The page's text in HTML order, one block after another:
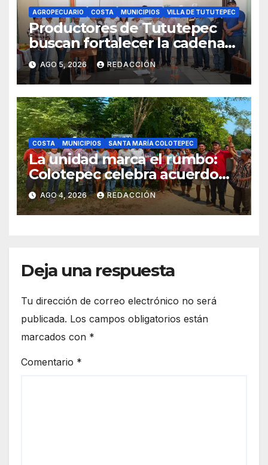
AGROPECUARIO COSTA MUNICIPIOS VILLA DE TUTUTEPEC
Productores de Tututepec
buscan fortalecer la cadena
láctea regional
AGO 5, 2026 REDACCIÓN
COSTA MUNICIPIOS SANTA MARÍA COLOTEPEC
La unidad marca el rumbo:
Colotepec celebra acuerdo
de límites entre
comunidades
AGO 4, 2026 REDACCIÓN
Deja una respuesta
Tu dirección de correo electrónico no será
publicada. Los campos obligatorios están
marcados con *
Comentario *